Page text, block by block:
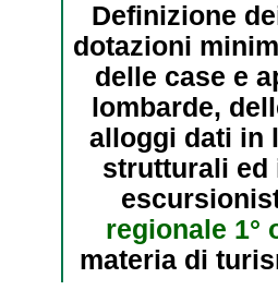
Definizione
dotazioni
delle case e
lombarde,
alloggi dati in
strutturali ed
regionale 1°
materia di